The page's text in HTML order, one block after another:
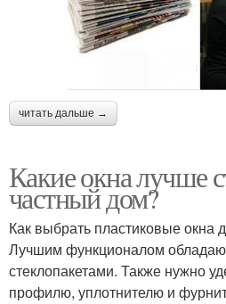
читать дальше →
Какие окна лучше
частный дом?
Как выбрать пластиковые окна
Лучшим функционалом
стеклопакетами. Также нужно
профилю, уплотнителю и